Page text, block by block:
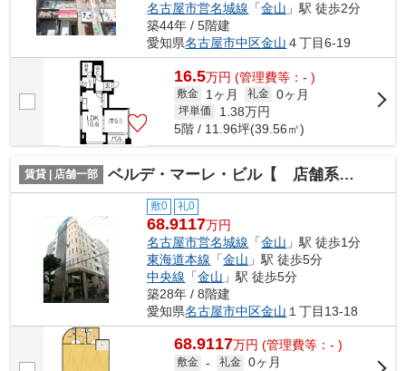
名古屋市営名城線 「金山 」駅 徒歩2分
築44年 / 5階建
愛知県名古屋市中区金山 ４丁目6-19
16.5万円 (管理費等：- )
敷金 1ヶ月 礼金 0ヶ月
坪単価 1.38万円
5階 / 11.96坪(39.56㎡)
賃貸 | 店舗一部 ベルデ・マーレ・ビル【 店舗系おすすめ 】
敷0 礼0
68.9117万円
名古屋市営名城線 「金山 」駅 徒歩1分
東海道本線 「金山 」駅 徒歩5分
中央線 「金山 」駅 徒歩5分
築28年 / 8階建
愛知県名古屋市中区金山 １丁目13-18
68.9117万円 (管理費等：- )
敷金 - 礼金 0ヶ月